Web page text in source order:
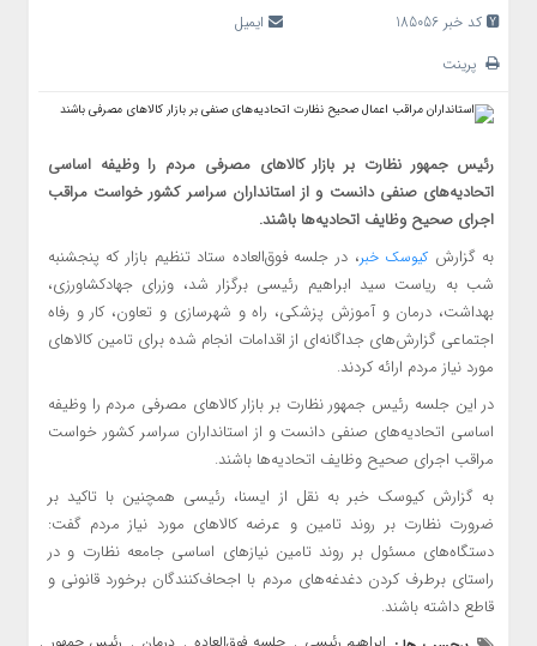
کد خبر 185056
ایمیل
پرینت
رئیس جمهور نظارت بر بازار کالاهای مصرفی مردم را وظیفه اساسی
اتحادیه‌های صنفی دانست و از استانداران سراسر کشور خواست مراقب
اجرای صحیح وظایف اتحادیه‌ها باشند.
به گزارش کیوسک خبر، در جلسه فوق‌العاده ستاد تنظیم بازار که پنجشنبه
شب به ریاست سید ابراهیم رئیسی برگزار شد، وزرای جهادکشاورزی،
بهداشت، درمان و آموزش پزشکی، راه و شهرسازی و تعاون، کار و رفاه
اجتماعی گزارش‌های جداگانه‌ای از اقدامات انجام شده برای تامین کالاهای
مورد نیاز مردم ارائه کردند.
در این جلسه رئیس جمهور نظارت بر بازار کالاهای مصرفی مردم را وظیفه
اساسی اتحادیه‌های صنفی دانست و از استانداران سراسر کشور خواست
مراقب اجرای صحیح وظایف اتحادیه‌ها باشند.
به گزارش کیوسک خبر به نقل از ایسنا، رئیسی همچنین با تاکید بر
ضرورت نظارت بر روند تامین و عرضه کالاهای مورد نیاز مردم گفت:
دستگاه‌های مسئول بر روند تامین نیازهای اساسی جامعه نظارت و در
راستای برطرف کردن دغدغه‌های مردم با اجحاف‌کنندگان برخورد قانونی و
قاطع داشته باشند.